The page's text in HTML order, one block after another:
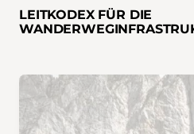
LEITKODEX FÜR DIE